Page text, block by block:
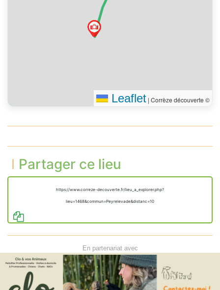
Leaflet | Corrèze découverte ©
Partager ce lieu
https://www.correze-decouverte.fr/lieu_a_explorer.php?
lieu=1468&commun=Peyrelevade&distanc=10
En partenariat avec